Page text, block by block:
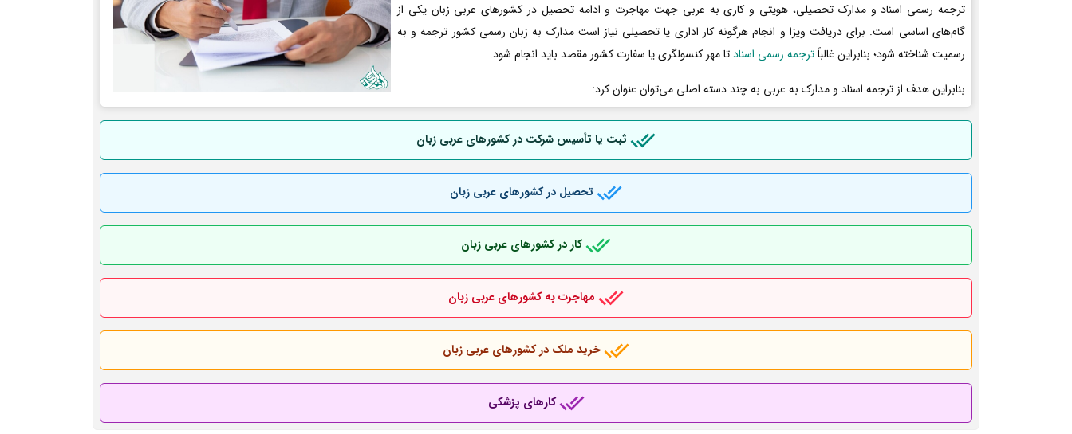
ترجمه رسمی اسناد و مدارک تحصیلی، هویتی و کاری به عربی جهت مهاجرت و ادامه تحصیل در کشورهای عربی زبان یکی از
گام‌های اساسی است. برای دریافت ویزا و انجام هرگونه کار اداری یا تحصیلی نیاز است مدارک به زبان رسمی کشور ترجمه و به
رسمیت شناخته شود؛ بنابراین غالباًترجمه رسمی اسنادتا مهر کنسولگری یا سفارت کشور مقصد باید انجام شود.
بنابراین هدف از ترجمه اسناد و مدارک به عربی به چند دسته اصلی می‌توان عنوان کرد:
ثبت یا تأسیس شرکت در کشورهای عربی زبان
تحصیل در کشورهای عربی زبان
کار در کشورهای عربی زبان
مهاجرت به کشورهای عربی زبان
خرید ملک در کشورهای عربی زبان
کارهای پزشکی